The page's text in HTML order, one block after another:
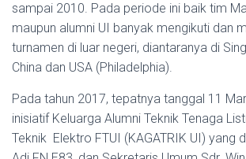
sampai 2010. Pada periode ini baik tim
maupun alumni UI banyak mengikuti dan
turnamen di luar negeri, diantaranya di
China dan USA (Philadelphia).
Pada tahun 2017, tepatnya tanggal 11
inisiatif Keluarga Alumni Teknik Tenaga
Teknik Elektro FTUI (KAGATRIK UI) yang